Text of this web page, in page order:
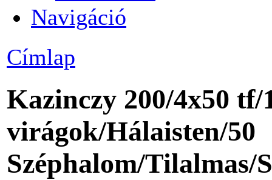
Navigáció
Címlap
Kazinczy 200/4x50 tf/
virágok/Hálaisten/50
Széphalom/Tilalmas/